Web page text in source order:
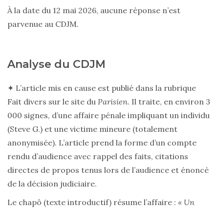
À la date du 12 mai 2026, aucune réponse n’est
parvenue au CDJM.
Analyse du CDJM
✦ L’article mis en cause est publié dans la rubrique
Fait divers sur le site du Parisien. Il traite, en environ 3
000 signes, d’une affaire pénale impliquant un individu
(Steve G.) et une victime mineure (totalement
anonymisée). L’article prend la forme d’un compte
rendu d’audience avec rappel des faits, citations
directes de propos tenus lors de l’audience et énoncé
de la décision judiciaire.
Le chapô (texte introductif) résume l’affaire : « Un